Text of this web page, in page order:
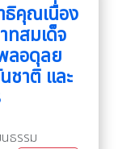
ธิคุณเนื่อง
ทสมเด็จ
ลอดุลย
ชาติ และ
ธรรม